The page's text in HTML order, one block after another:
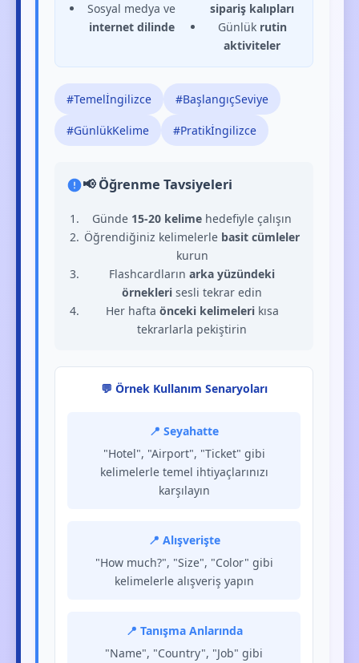
Sosyal medya ve
internet dilinde
sipariş kalıpları
Günlük rutin
aktiviteler
#Temelİngilizce #BaşlangıçSeviye
#GünlükKelime #Pratikİngilizce
📢 Öğrenme Tavsiyeleri
Günde 15-20 kelime hedefiyle çalışın
Öğrendiğiniz kelimelerle basit cümleler
kurun
Flashcardlarınarka yüzündeki
örnekleri sesli tekrar edin
Her hafta önceki kelimelerikısa
tekrarlarla pekiştirin
💬 Örnek Kullanım Senaryoları
📍 Seyahatte
"Hotel", "Airport", "Ticket" gibi
kelimelerle temel ihtiyaçlarınızı
karşılayın
📍 Alışverişte
"How much?", "Size", "Color" gibi
kelimelerle alışveriş yapın
📍 Tanışma Anlarında
"Name", "Country", "Job" gibi